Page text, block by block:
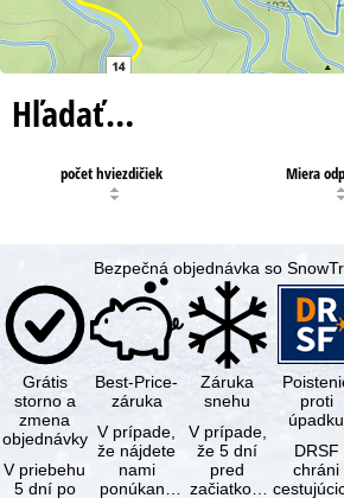
Hľadať…
počet hviezdičiek Miera
Bezpečná objednávka so
Grátis
storno a
zmena
objednávky
V priebehu
5 dní po
Best-Price-
záruka
V prípade,
že nájdete
nami
ponúkaný
Záruka
snehu
V prípade,
že 5 dní
pred
začiatkom
proti
úpadku
DRSF
chráni